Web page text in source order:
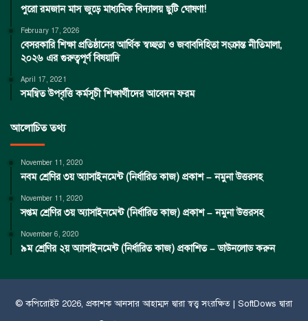
পুরো রমজান মাস জুড়ে মাধ্যমিক বিদ্যালয় ছুটি ঘোষণা!
February 17, 2026
বেসরকারি শিক্ষা প্রতিষ্ঠানের আর্থিক স্বচ্ছতা ও জবাবদিহিতা সংক্রান্ত নীতিমালা,
২০২৬ এর গুরুত্বপূর্ণ বিষয়াদি
April 17, 2021
সমন্বিত উপবৃত্তি কর্মসূচী শিক্ষার্থীদের আবেদন ফরম
আলোচিত তথ্য
November 11, 2020
নবম শ্রেণির ৩য় অ্যাসাইনমেন্ট (নির্ধারিত কাজ) প্রকাশ – নমুনা উত্তরসহ
November 11, 2020
সপ্তম শ্রেণির ৩য় অ্যাসাইনমেন্ট (নির্ধারিত কাজ) প্রকাশ – নমুনা উত্তরসহ
November 6, 2020
৯ম শ্রেণির ২য় অ্যাসাইনমেন্ট (নির্ধারিত কাজ) প্রকাশিত – ডাউনলোড করুন
© কপিরােইট 2026, প্রকাশকআনসার আহাম্মদদ্বারা স্বত্ত্ব সংরক্ষিত | SoftDows দ্বারা